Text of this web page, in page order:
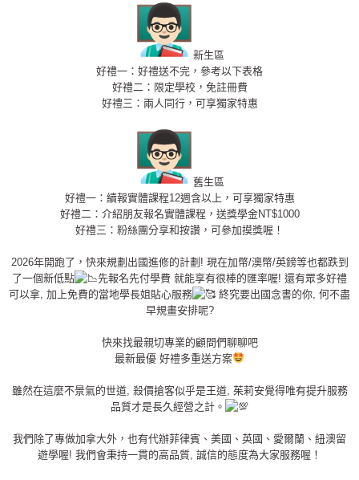
新生區
好禮一：好禮送不完，參考以下表格
好禮二：限定學校，免註冊費
好禮三：兩人同行，可享獨家特惠
舊生區
好禮一：續報實體課程12週含以上，可享獨家特惠
好禮二：介紹朋友報名實體課程，送獎學金NT$1000
好禮三：粉絲團分享和按讚，可參加摸獎喔！
2026年開跑了，快來規劃出國進修的計劃! 現在加幣/澳幣/英鎊等也都跌到
了一個新低點
先報名先付學費 就能享有很棒的匯率喔! 還有眾多好禮
可以拿, 加上免費的當地學長姐貼心服務
終究要出國念書的你, 何不盡
早規畫安排呢?
快來找最親切專業的顧問們聊聊吧
最新最優 好禮多重送方案
雖然在這麼不景氣的世道, 殺價搶客似乎是王道, 茱莉安覺得唯有提升服務
品質才是長久經營之計。
我們除了專做加拿大外，也有代辦菲律賓、美國、英國、愛爾蘭、紐澳留
遊學喔! 我們會秉持一貫的高品質, 誠信的態度為大家服務喔！